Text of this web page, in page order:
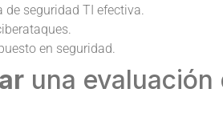
de seguridad TI efectiva.
en seguridad.
una evaluación